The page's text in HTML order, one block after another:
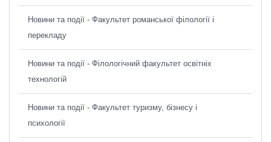
Новини та події - Факультет романської філології і
перекладу
Новини та події - Філологічний факультет освітніх
технологій
Новини та події - Факультет туризму, бізнесу і
психології